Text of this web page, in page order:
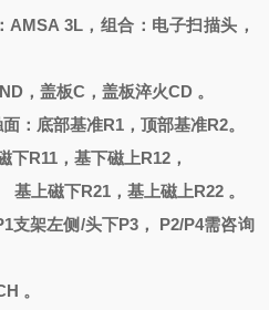
AMSA 3L，组合：电子扫描头，
，盖板C，盖板淬火CD 。
：底部基准R1，顶部基准R2。
下R11，基下磁上R12，
基上磁下R21，基上磁上R22 。
支架左侧/头下P3， P2/P4需咨询
。